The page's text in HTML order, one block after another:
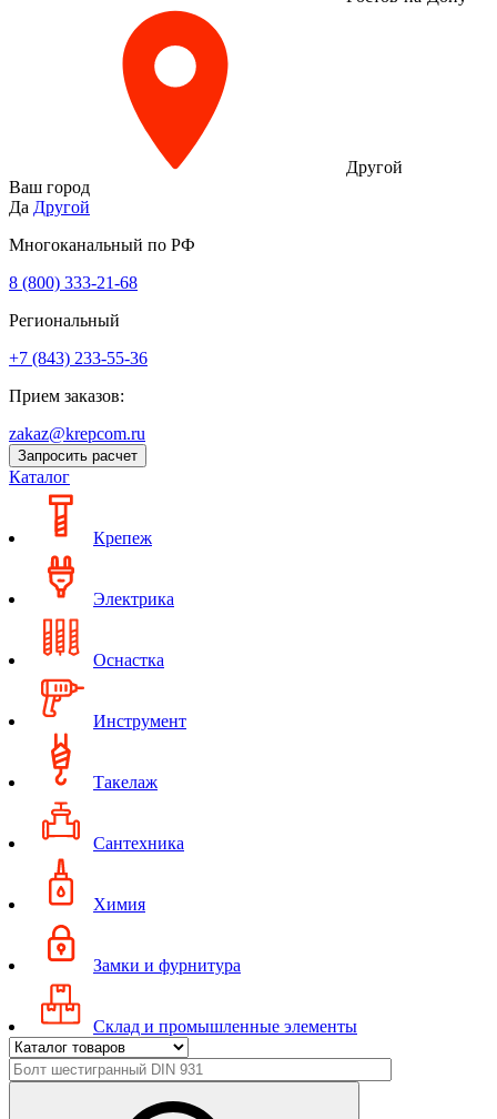
Другой
Ваш город
Да Другой
Многоканальный по РФ
8 (800) 333‑21-68
Региональный
+7 (843) 233-55-36
Прием заказов:
zakaz@krepcom.ru
Запросить расчет
Каталог
Крепеж
Электрика
Оснастка
Инструмент
Такелаж
Сантехника
Химия
Замки и фурнитура
Склад и промышленные элементы